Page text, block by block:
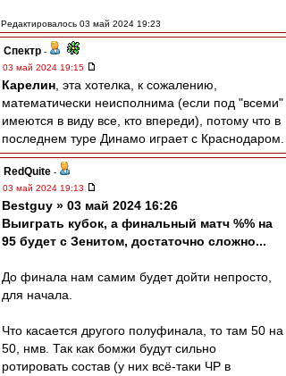
Редактировалось 03 май 2024 19:23
Спектр -
03 май 2024 19:15
Карелин , эта хотелка, к сожалению,
математически неисполнима (если под "всеми"
имеются в виду все, кто впереди), потому что в
последнем туре Динамо играет с Краснодаром.
RedQuite -
03 май 2024 19:13
Bestguy » 03 май 2024 16:26
Выиграть кубок, а финальный матч %% на
95 будет с Зенитом, достаточно сложно...
До финала нам самим будет дойти непросто,
для начала.
Что касается другого полуфинала, то там 50 на
50, нмв. Так как бомжи будут сильно
ротировать состав (у них всё-таки ЧР в